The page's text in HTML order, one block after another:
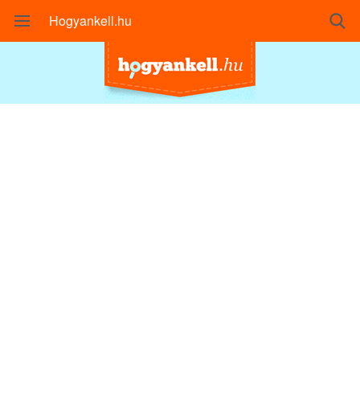
Hogyankell.hu